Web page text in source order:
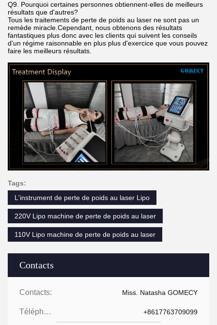
Contacts
Contacts: Miss. Natasha GOMECY
Téléphone: +8617763709099
Q9. Pourquoi certaines personnes obtiennent-elles de meilleurs
résultats que d'autres?
Tous les traitements de perte de poids au laser ne sont pas un
remède miracle.Cependant, nous obtenons des résultats
fantastiques plus donc avec les clients qui suivent les conseils
d'un régime raisonnable en plus plus d'exercice que vous pouvez
faire les meilleurs résultats.
Tags:
L'instrument de perte de poids au laser Lipo
220V Lipo machine de perte de poids au laser
110V Lipo machine de perte de poids au laser